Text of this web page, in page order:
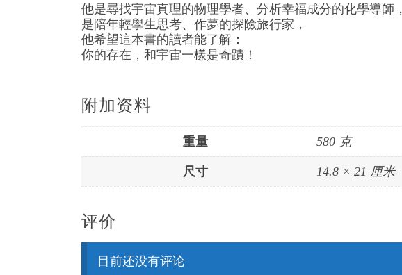
他是尋找宇宙真理的物理學者、分析幸福成分的化學導師，
是陪年輕學生思考、作夢的探險旅行家，
他希望這本書的讀者能了解：
你的存在，和宇宙一樣是奇蹟！
附加资料
重量 580 克
尺寸 14.8 × 21 厘米
评价
目前还没有评论